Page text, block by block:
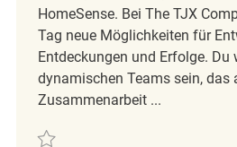
HomeSense. Bei The TJX
Tag neue Möglichkeiten für
Entdeckungen und Erfolge. Du
dynamischen Teams sein, das
Zusammenarbeit ...
Retten HIRING NOW! PT Associates